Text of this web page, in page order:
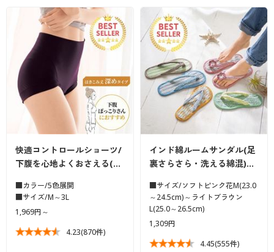
ジュニア・ティーンズ下着
大きいサイズ レディース服
大きいサイズ レディース下着
大きいサイズ メンズ
大きいサイズ 事務・制服
バーゲンセール
シークレットセール
詳細検索
商品カテゴリ一覧
カタログ
カタログ・チラシからのご注文
デジタルカタログ
カタログ無料プレゼント
会員メニュー
マイページ
大きいサイズ メンズ
大きいサイズ 事務・制服
カタログ
カタログ・チラシからのご注文
デジタルカタログ
カタログ無料プレゼント
会員メニュー
マイページ
快適コントロールショーツ/
下腹を心地よくおさえる(…
■カラー/5色展開
■サイズ/M～3L
1,969円～
4.23(870件)
インド綿ルームサンダル(足
裏さらさら・洗える綿混)…
■サイズ/ソフトピンク花M(23.0
～24.5cm)～ライトブラウン
L(25.0～26.5cm)
1,309円
4.45(555件)